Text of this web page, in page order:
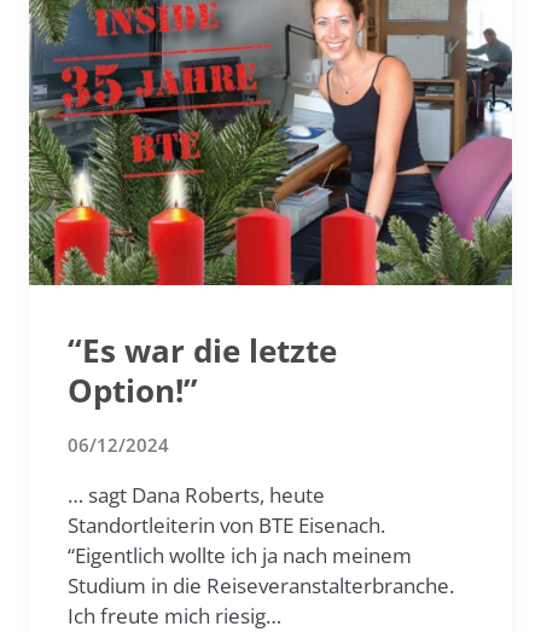
“Es war die letzte
Option!”
06/12/2024
… sagt Dana Roberts, heute
Standortleiterin von BTE Eisenach.
“Eigentlich wollte ich ja nach meinem
Studium in die Reiseveranstalterbranche.
Ich freute mich riesig…